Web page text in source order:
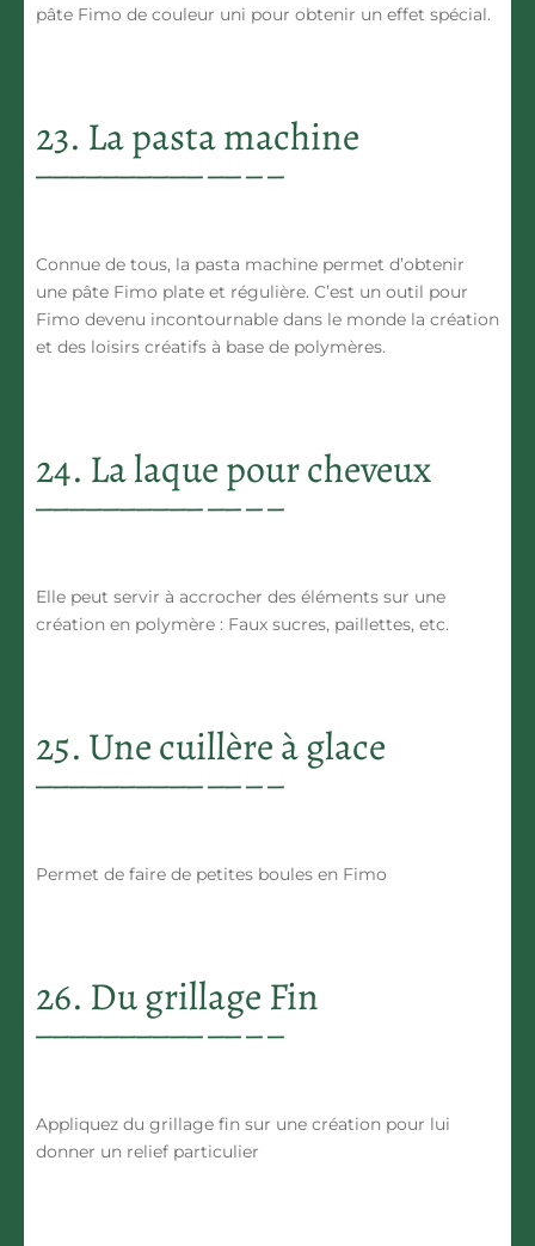
pâte Fimo de couleur uni pour obtenir un effet spécial.
23. La pasta machine
Connue de tous, la pasta machine permet d’obtenir
une pâte Fimo plate et régulière. C’est un outil pour
Fimo devenu incontournable dans le monde la création
et des loisirs créatifs à base de polymères.
24. La laque pour cheveux
Elle peut servir à accrocher des éléments sur une
création en polymère : Faux sucres, paillettes, etc.
25. Une cuillère à glace
Permet de faire de petites boules en Fimo
26. Du grillage Fin
Appliquez du grillage fin sur une création pour lui
donner un relief particulier